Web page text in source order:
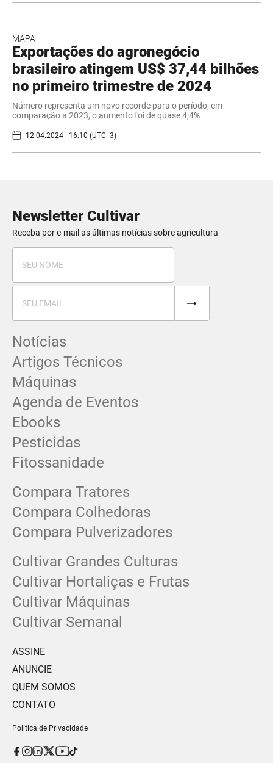
MAPA
Exportações do agronegócio
brasileiro atingem US$ 37,44 bilhões
no primeiro trimestre de 2024
Número representa um novo recorde para o período; em
comparação a 2023, o aumento foi de quase 4,4%
12.04.2024 | 16:10 (UTC -3)
Newsletter Cultivar
Receba por e-mail as últimas notícias sobre agricultura
Notícias
Artigos Técnicos
Máquinas
Agenda de Eventos
Ebooks
Pesticidas
Fitossanidade
Compara Tratores
Compara Colhedoras
Compara Pulverizadores
Cultivar Grandes Culturas
Cultivar Hortaliças e Frutas
Cultivar Máquinas
Cultivar Semanal
ASSINE
ANUNCIE
QUEM SOMOS
CONTATO
Política de Privacidade